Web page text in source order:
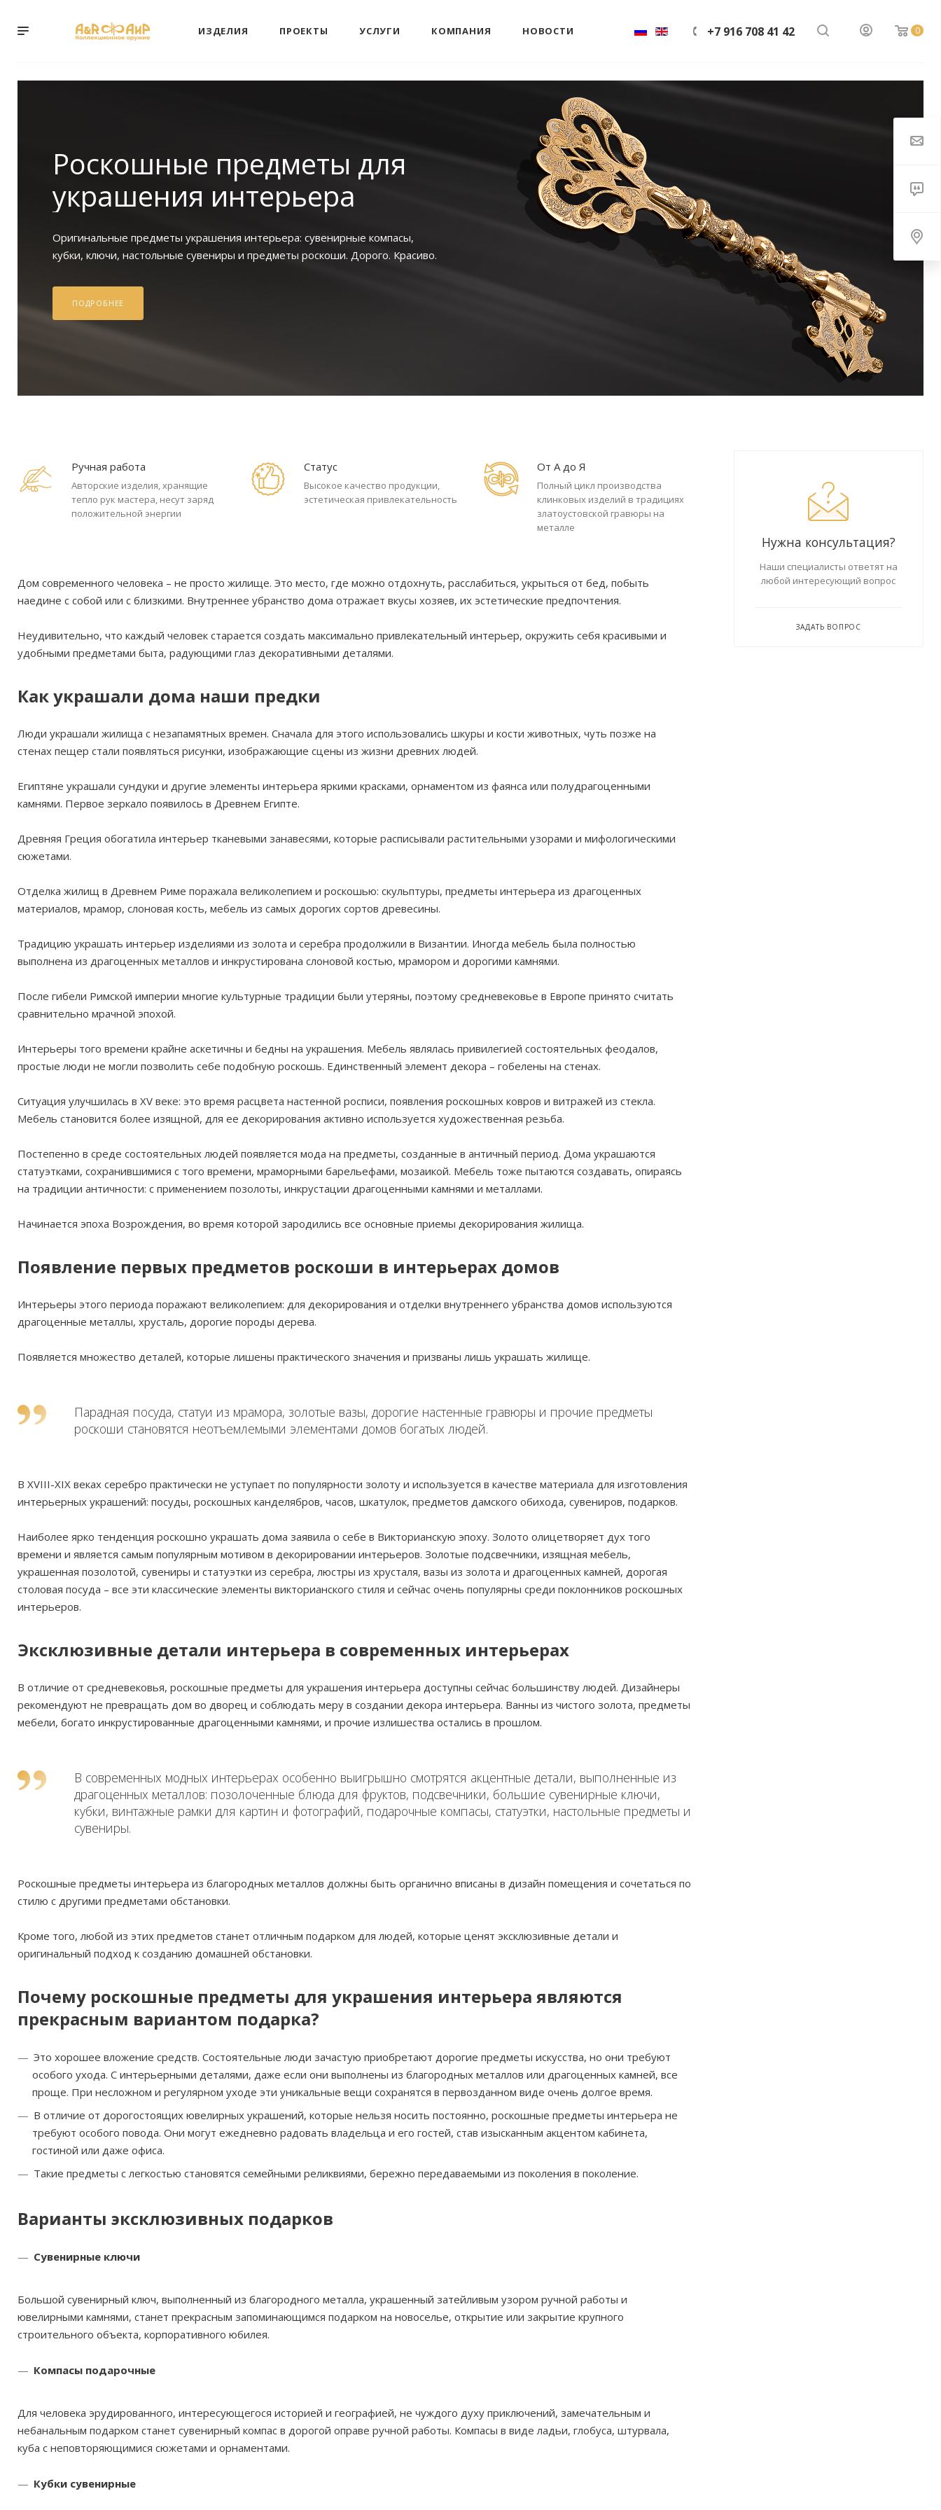
0
+7 916 708 41 42
ИЗДЕЛИЯ ПРОЕКТЫ УСЛУГИ КОМПАНИЯ НОВОСТИ
Роскошные предметы для
украшения интерьера
Оригинальные предметы украшения интерьера: сувенирные компасы,
кубки, ключи, настольные сувениры и предметы роскоши. Дорого. Красиво.
ПОДРОБНЕЕ
Ручная работа
Авторские изделия, хранящие
тепло рук мастера, несут заряд
положительной энергии
Статус
Высокое качество продукции,
эстетическая привлекательность
От А до Я
Полный цикл производства
клинковых изделий в традициях
златоустовской гравюры на
металле
Дом современного человека – не просто жилище. Это место, где можно отдохнуть, расслабиться, укрыться от бед, побыть
наедине с собой или с близкими. Внутреннее убранство дома отражает вкусы хозяев, их эстетические предпочтения.
Неудивительно, что каждый человек старается создать максимально привлекательный интерьер, окружить себя красивыми и
удобными предметами быта, радующими глаз декоративными деталями.
Как украшали дома наши предки
Люди украшали жилища с незапамятных времен. Сначала для этого использовались шкуры и кости животных, чуть позже на
стенах пещер стали появляться рисунки, изображающие сцены из жизни древних людей.
Египтяне украшали сундуки и другие элементы интерьера яркими красками, орнаментом из фаянса или полудрагоценными
камнями. Первое зеркало появилось в Древнем Египте.
Древняя Греция обогатила интерьер тканевыми занавесями, которые расписывали растительными узорами и мифологическими
сюжетами.
Отделка жилищ в Древнем Риме поражала великолепием и роскошью: скульптуры, предметы интерьера из драгоценных
материалов, мрамор, слоновая кость, мебель из самых дорогих сортов древесины.
Традицию украшать интерьер изделиями из золота и серебра продолжили в Византии. Иногда мебель была полностью
выполнена из драгоценных металлов и инкрустирована слоновой костью, мрамором и дорогими камнями.
После гибели Римской империи многие культурные традиции были утеряны, поэтому средневековье в Европе принято считать
сравнительно мрачной эпохой.
Интерьеры того времени крайне аскетичны и бедны на украшения. Мебель являлась привилегией состоятельных феодалов,
простые люди не могли позволить себе подобную роскошь. Единственный элемент декора – гобелены на стенах.
Ситуация улучшилась в XV веке: это время расцвета настенной росписи, появления роскошных ковров и витражей из стекла.
Мебель становится более изящной, для ее декорирования активно используется художественная резьба.
Постепенно в среде состоятельных людей появляется мода на предметы, созданные в античный период. Дома украшаются
статуэтками, сохранившимися с того времени, мраморными барельефами, мозаикой. Мебель тоже пытаются создавать, опираясь
на традиции античности: с применением позолоты, инкрустации драгоценными камнями и металлами.
Начинается эпоха Возрождения, во время которой зародились все основные приемы декорирования жилища.
Появление первых предметов роскоши в интерьерах домов
Интерьеры этого периода поражают великолепием: для декорирования и отделки внутреннего убранства домов используются
драгоценные металлы, хрусталь, дорогие породы дерева.
Появляется множество деталей, которые лишены практического значения и призваны лишь украшать жилище.
Парадная посуда, статуи из мрамора, золотые вазы, дорогие настенные гравюры и прочие предметы
роскоши становятся неотъемлемыми элементами домов богатых людей.
В XVIII-XIX веках серебро практически не уступает по популярности золоту и используется в качестве материала для изготовления
интерьерных украшений: посуды, роскошных канделябров, часов, шкатулок, предметов дамского обихода, сувениров, подарков.
Наиболее ярко тенденция роскошно украшать дома заявила о себе в Викторианскую эпоху. Золото олицетворяет дух того
времени и является самым популярным мотивом в декорировании интерьеров. Золотые подсвечники, изящная мебель,
украшенная позолотой, сувениры и статуэтки из серебра, люстры из хрусталя, вазы из золота и драгоценных камней, дорогая
столовая посуда – все эти классические элементы викторианского стиля и сейчас очень популярны среди поклонников роскошных
интерьеров.
Эксклюзивные детали интерьера в современных интерьерах
В отличие от средневековья, роскошные предметы для украшения интерьера доступны сейчас большинству людей. Дизайнеры
рекомендуют не превращать дом во дворец и соблюдать меру в создании декора интерьера. Ванны из чистого золота, предметы
мебели, богато инкрустированные драгоценными камнями, и прочие излишества остались в прошлом.
В современных модных интерьерах особенно выигрышно смотрятся акцентные детали, выполненные из
драгоценных металлов: позолоченные блюда для фруктов, подсвечники, большие сувенирные ключи,
кубки, винтажные рамки для картин и фотографий, подарочные компасы, статуэтки, настольные предметы и
сувениры.
Роскошные предметы интерьера из благородных металлов должны быть органично вписаны в дизайн помещения и сочетаться по
стилю с другими предметами обстановки.
Кроме того, любой из этих предметов станет отличным подарком для людей, которые ценят эксклюзивные детали и
оригинальный подход к созданию домашней обстановки.
Почему роскошные предметы для украшения интерьера являются
прекрасным вариантом подарка?
Это хорошее вложение средств. Состоятельные люди зачастую приобретают дорогие предметы искусства, но они требуют
особого ухода. С интерьерными деталями, даже если они выполнены из благородных металлов или драгоценных камней, все
проще. При несложном и регулярном уходе эти уникальные вещи сохранятся в первозданном виде очень долгое время.
В отличие от дорогостоящих ювелирных украшений, которые нельзя носить постоянно, роскошные предметы интерьера не
требуют особого повода. Они могут ежедневно радовать владельца и его гостей, став изысканным акцентом кабинета,
гостиной или даже офиса.
Такие предметы с легкостью становятся семейными реликвиями, бережно передаваемыми из поколения в поколение.
Варианты эксклюзивных подарков
Сувенирные ключи
Большой сувенирный ключ, выполненный из благородного металла, украшенный затейливым узором ручной работы и
ювелирными камнями, станет прекрасным запоминающимся подарком на новоселье, открытие или закрытие крупного
строительного объекта, корпоративного юбилея.
Компасы подарочные
Для человека эрудированного, интересующегося историей и географией, не чуждого духу приключений, замечательным и
небанальным подарком станет сувенирный компас в дорогой оправе ручной работы. Компасы в виде ладьи, глобуса, штурвала,
куба с неповторяющимися сюжетами и орнаментами.
Кубки сувенирные
Нужна консультация?
Наши специалисты ответят на
любой интересующий вопрос
ЗАДАТЬ ВОПРОС